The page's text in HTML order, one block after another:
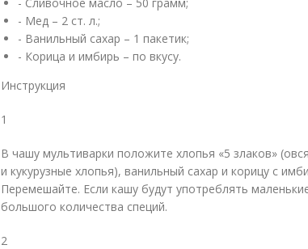
- Мед – 2 ст. л.;
- Ванильный сахар – 1 пакетик;
- Корица и имбирь – по вкусу.
Инструкция
1
В чашу мультиварки положите хлопья «5 злаков»
и кукурузные хлопья), ванильный сахар и корицу с
Перемешайте. Если кашу будут употреблять
большого количества специй.
2